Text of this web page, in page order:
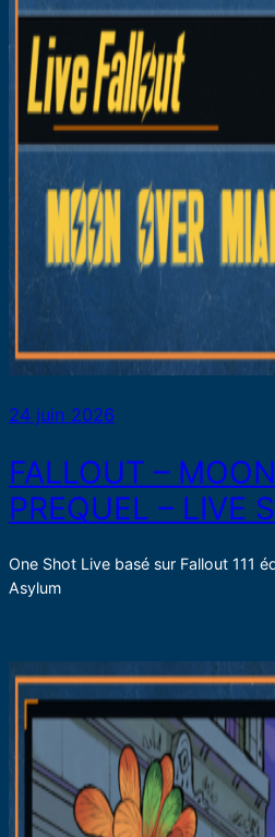
24 juin 2026
FALLOUT –
PREQUEL – LIVE
One Shot Live basé sur Fallout 111
Asylum